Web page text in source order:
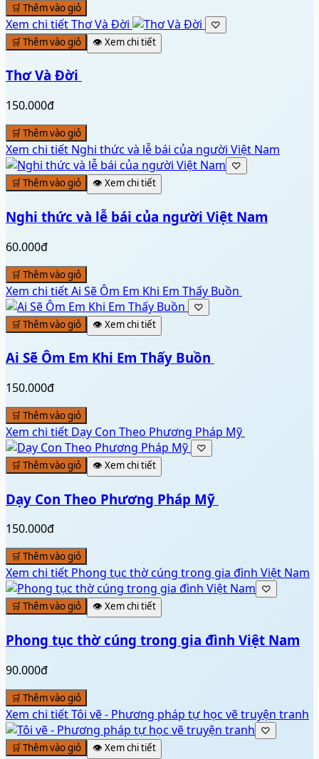
🛒 Thêm vào giỏ
Xem chi tiếtThơ Và Đời ️
♡
🛒 Thêm vào giỏ
👁️ Xem chi tiết
Thơ Và Đời ️
150.000đ
🛒 Thêm vào giỏ
Xem chi tiết Nghi thức và lễ bái của người Việt Nam
♡
🛒 Thêm vào giỏ
👁️ Xem chi tiết
Nghi thức và lễ bái của người Việt Nam
60.000đ
🛒 Thêm vào giỏ
Xem chi tiếtAi Sẽ Ôm Em Khi Em Thấy Buồn ️
♡
🛒 Thêm vào giỏ
👁️ Xem chi tiết
Ai Sẽ Ôm Em Khi Em Thấy Buồn ️
150.000đ
🛒 Thêm vào giỏ
Xem chi tiết Dạy Con Theo Phương Pháp Mỹ ️
♡
🛒 Thêm vào giỏ
👁️ Xem chi tiết
Dạy Con Theo Phương Pháp Mỹ ️
150.000đ
🛒 Thêm vào giỏ
Xem chi tiết Phong tục thờ cúng trong gia đình Việt Nam
♡
🛒 Thêm vào giỏ
👁️ Xem chi tiết
Phong tục thờ cúng trong gia đình Việt Nam
90.000đ
🛒 Thêm vào giỏ
Xem chi tiếtTôi vẽ - Phương pháp tự học vẽ truyện tranh
♡
🛒 Thêm vào giỏ
👁️ Xem chi tiết